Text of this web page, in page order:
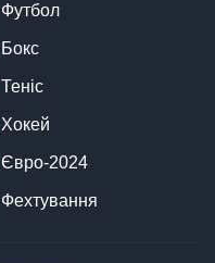
Футбол
Бокс
Теніс
Хокей
Євро-2024
Фехтування